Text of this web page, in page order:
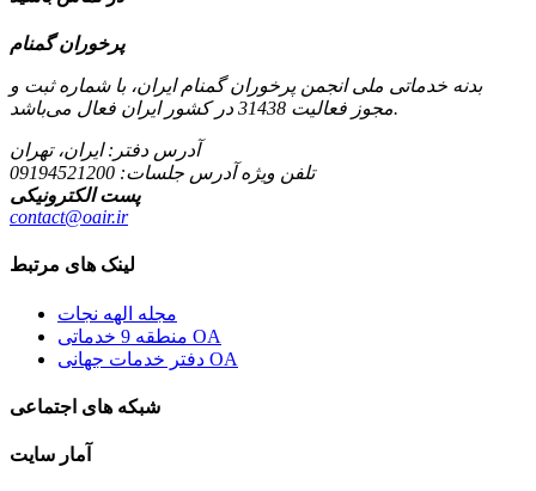
پرخوران گمنام
بدنه خدماتی ملی انجمن پرخوران گمنام ایران، با شماره ثبت و
مجوز فعالیت 31438 در کشور ایران فعال می‌باشد.
آدرس دفتر: ایران، تهران
تلفن ویژه آدرس جلسات:
پست الکترونیکی
contact@oair.ir
لینک های مرتبط
مجله الهه نجات
منطقه 9 خدماتی OA
دفتر خدمات جهانی OA
شبکه های اجتماعی
آمار سایت